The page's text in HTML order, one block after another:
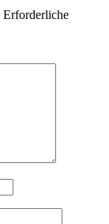
Erforderliche